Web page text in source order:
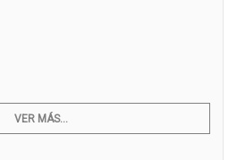
VER MÁS...